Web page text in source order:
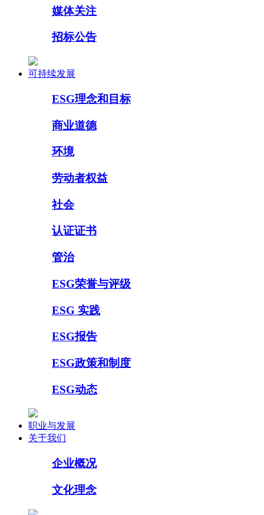
媒体关注
招标公告
可持续发展
ESG理念和目标
商业道德
环境
劳动者权益
社会
认证证书
管治
ESG荣誉与评级
ESG 实践
ESG报告
ESG政策和制度
ESG动态
职业与发展
关于我们
企业概况
文化理念